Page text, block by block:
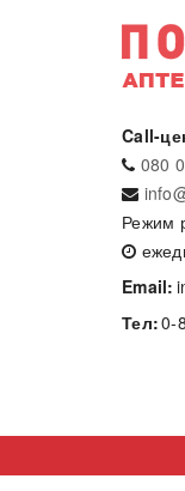
Call-
080
Режим
Email:
Тел:0-